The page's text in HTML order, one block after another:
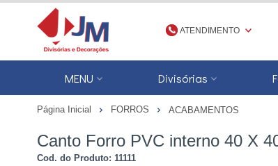
ATENDIMENTO
(48) 3623-1777
MENU Divisórias
Página Inicial FORROS ACABAMENTOS
Canto Forro PVC interno 40 X
Cod. do Produto: 11111